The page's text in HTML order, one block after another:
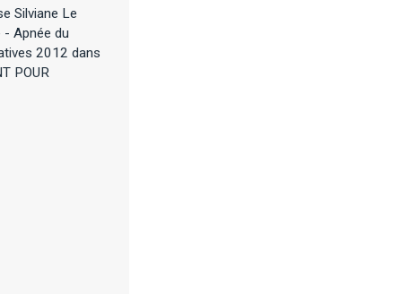
Silviane Le
Apnée du
2012 dans
POUR